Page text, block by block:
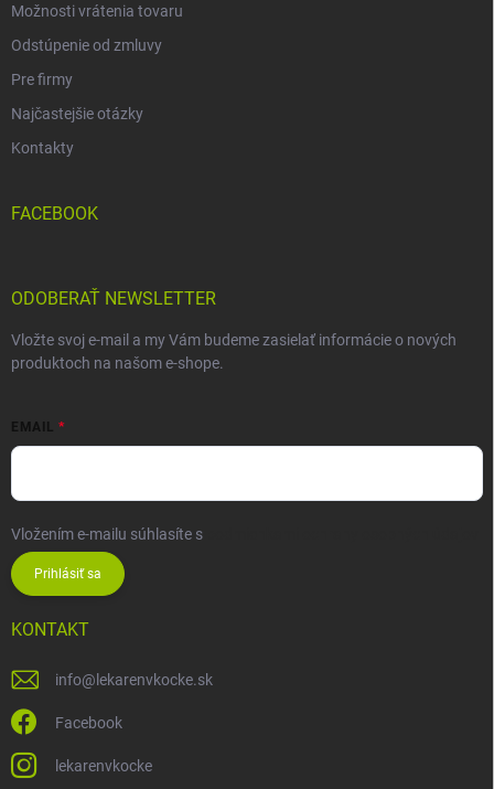
Možnosti vrátenia tovaru
Odstúpenie od zmluvy
Pre firmy
Najčastejšie otázky
Kontakty
FACEBOOK
ODOBERAŤ NEWSLETTER
Vložte svoj e-mail a my Vám budeme zasielať informácie o nových
produktoch na našom e-shope.
EMAIL
Vložením e-mailu súhlasíte s
Prihlásiť sa
KONTAKT
info@ lekarenvkocke.sk
Facebook
lekarenvkocke